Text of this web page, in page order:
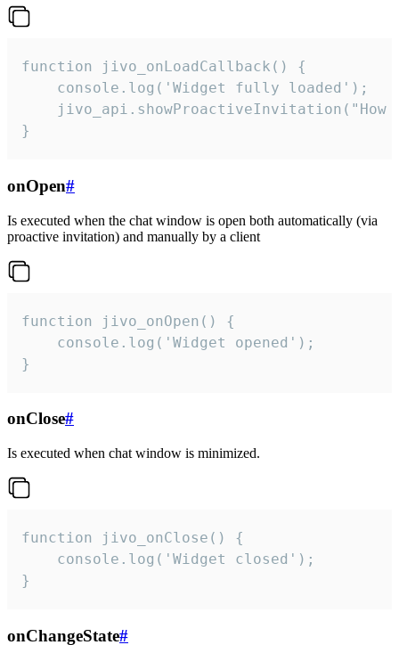
function jivo_onLoadCallback() {
    console.log('Widget fully loaded');
jivo_api.showProactiveInvitation("How
}
onOpen#
Is executed when the chat window is open both automatically (via
proactive invitation) and manually by a client
function jivo_onOpen() {
    console.log('Widget opened');
}
onClose#
Is executed when chat window is minimized.
function jivo_onClose() {
    console.log('Widget closed');
}
onChangeState#